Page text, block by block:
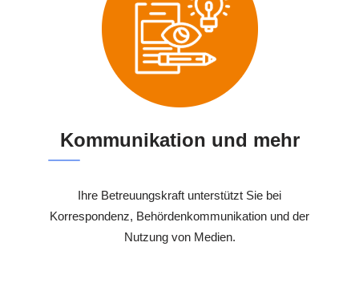
Kommunikation und mehr
Ihre Betreuungskraft unterstützt Sie bei
Korrespondenz, Behördenkommunikation und der
Nutzung von Medien.